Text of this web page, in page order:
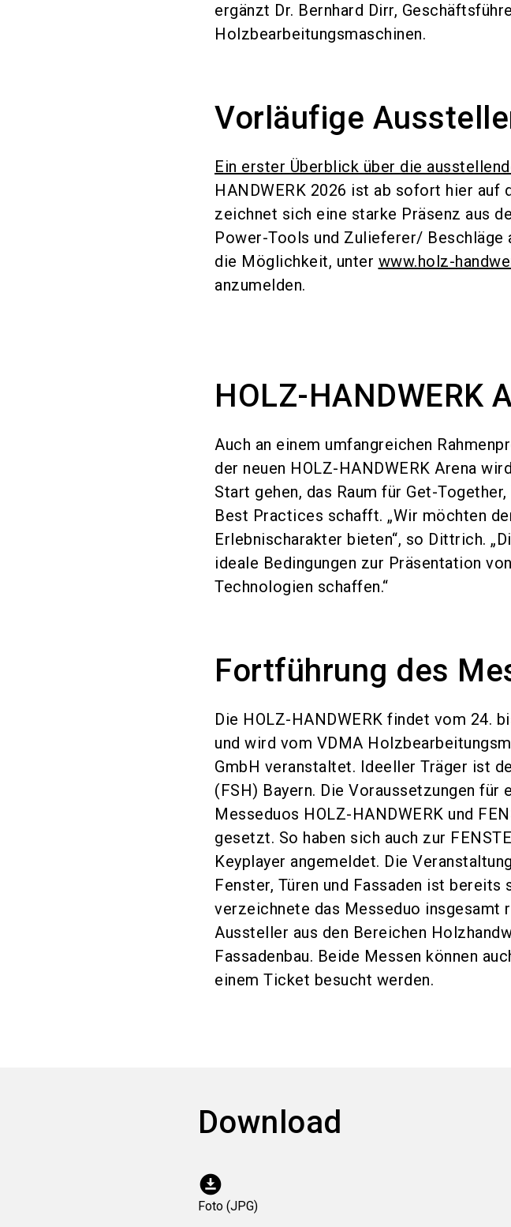
ergänzt Dr. Bernhard Dirr,
Holzbearbeitungsmaschinen.
Vorläufige
Ein erster Überblick über die
HANDWERK 2026 ist ab sofort hier
zeichnet sich eine starke Präsenz aus
Power-Tools und Zulieferer/ Beschläge
die Möglichkeit, unter www.holz-
anzumelden.
HOLZ-HANDWERK
Auch an einem umfangreichen
der neuen HOLZ-HANDWERK Arena
Start gehen, das Raum für Get-
Best Practices schafft. „Wir möchten
Erlebnischarakter bieten“, so Dittrich.
ideale Bedingungen zur Präsentation
Technologien schaffen.“
Fortführung des
Die HOLZ-HANDWERK findet vom 24.
und wird vom VDMA
GmbH veranstaltet. Ideeller Träger ist
(FSH) Bayern. Die Voraussetzungen
Messeduos HOLZ-HANDWERK und
gesetzt. So haben sich auch zur
Keyplayer angemeldet. Die
Fenster, Türen und Fassaden ist
verzeichnete das Messeduo insgesamt
Aussteller aus den Bereichen
Fassadenbau. Beide Messen können
einem Ticket besucht werden.
Download
download_for_offline
Foto (JPG)